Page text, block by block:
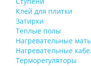
Клей для плитки
Затирки
Теплые полы
Нагревательные
Нагревательные
Терморегуляторы